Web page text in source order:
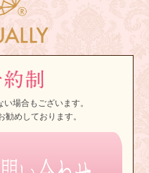
場合もございます。
めしております。